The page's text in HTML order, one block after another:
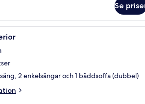
Se
Ett kompakt
2 enkelsängar och 1 bäddsoffa (dubbel)